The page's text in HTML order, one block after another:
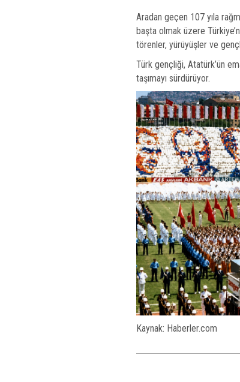
Aradan geçen 107 yıla
başta olmak üzere
törenler, yürüyüşler ve
Türk gençliği, Atatürk’ün
taşımayı sürdürüyor.
Kaynak: Haberler.com